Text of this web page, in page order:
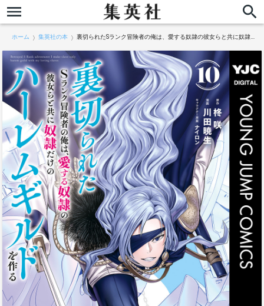
ホーム 集英社の本 裏切られたSランク冒険者の俺は、愛する奴隷の彼女らと共に奴隷だけのハーレムギルドを作る 10